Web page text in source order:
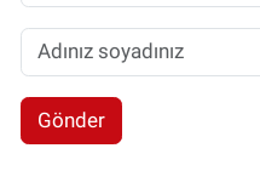
Gönder